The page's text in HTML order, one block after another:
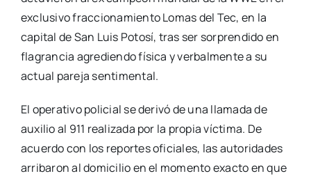
exclusivo fraccionamiento Lomas del Tec, en la
capital de San Luis Potosí, tras ser sorprendido en
flagrancia agrediendo física y verbalmente a su
actual pareja sentimental.
El operativo policial se derivó de una llamada de
auxilio al 911 realizada por la propia víctima. De
acuerdo con los reportes oficiales, las autoridades
arribaron al domicilio en el momento exacto en que